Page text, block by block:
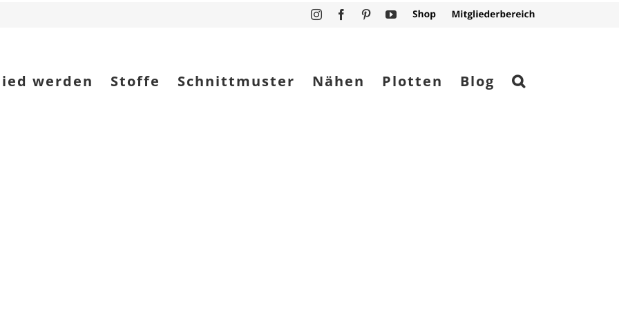
InstagramFacebookPinterestYouTube
Shop Mitgliederbereich
werden Stoffe Schnittmuster Nähen Plotten Blog